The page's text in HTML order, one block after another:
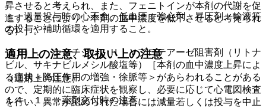
・ 過量投与時の心不全、低血圧：強心剤、昇圧剤、輸液等
の投与や補助循環を適用すること。
適用上の注意、取扱い上の注意
（適用上の注意）
１４．１． 薬剤交付時の注意
昇させると考えられ、また、フェニトインが本剤の代謝を促
進することにより、本剤の血中濃度を低下させると考えられ
る）］。
２１）． シメチジン、ＨＩＶプロテアーゼ阻害剤（リトナ
ビル、サキナビルメシル酸塩等）［本剤の血中濃度上昇によ
る症状＜降圧作用の増強・徐脈等＞があらわれることがある
ので、定期的に臨床症状を観察し、必要に応じて心電図検査
を行い、異常が認められた場合には減量若しくは投与を中止